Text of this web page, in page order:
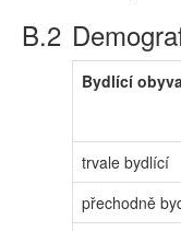
Bydlící
trvale bydlící
přechodně